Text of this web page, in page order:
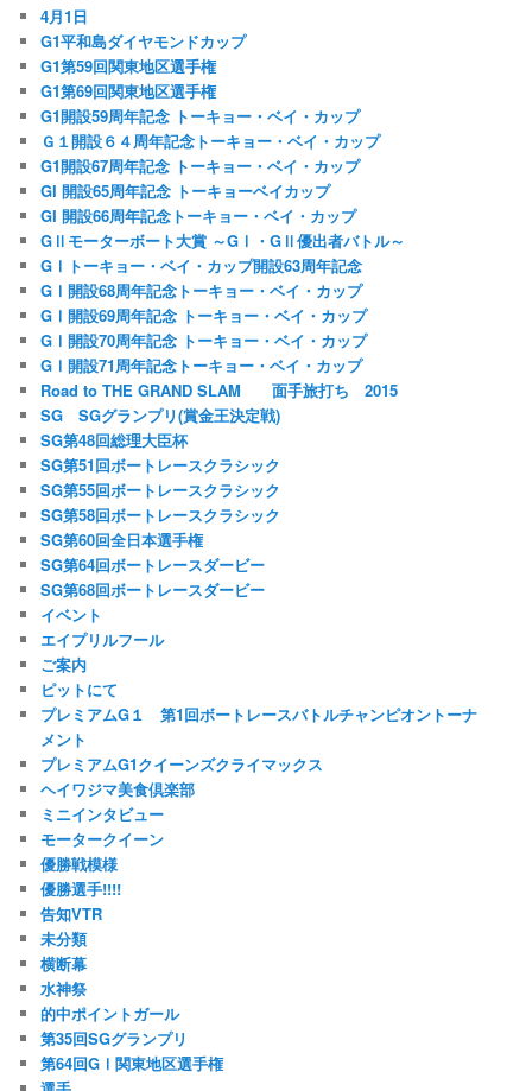
4月1日
G1平和島ダイヤモンドカップ
G1第59回関東地区選手権
G1第69回関東地区選手権
G1開設59周年記念 トーキョー・ベイ・カップ
Ｇ１開設６４周年記念トーキョー・ベイ・カップ
G1開設67周年記念 トーキョー・ベイ・カップ
GI 開設65周年記念 トーキョーベイカップ
GI 開設66周年記念トーキョー・ベイ・カップ
GⅡモーターボート大賞 ～GⅠ・GⅡ優出者バトル～
GⅠトーキョー・ベイ・カップ開設63周年記念
GⅠ開設68周年記念トーキョー・ベイ・カップ
GⅠ開設69周年記念 トーキョー・ベイ・カップ
GⅠ開設70周年記念 トーキョー・ベイ・カップ
GⅠ開設71周年記念トーキョー・ベイ・カップ
Road to THE GRAND SLAM 面手旅打ち 2015
SG SGグランプリ(賞金王決定戦)
SG第48回総理大臣杯
SG第51回ボートレースクラシック
SG第55回ボートレースクラシック
SG第58回ボートレースクラシック
SG第60回全日本選手権
SG第64回ボートレースダービー
SG第68回ボートレースダービー
イベント
エイプリルフール
ご案内
ピットにて
プレミアムG１ 第1回ボートレースバトルチャンピオントーナ
メント
プレミアムG1クイーンズクライマックス
ヘイワジマ美食倶楽部
ミニインタビュー
モータークイーン
優勝戦模様
優勝選手!!!!
告知VTR
未分類
横断幕
水神祭
的中ポイントガール
第35回SGグランプリ
第64回GⅠ関東地区選手権